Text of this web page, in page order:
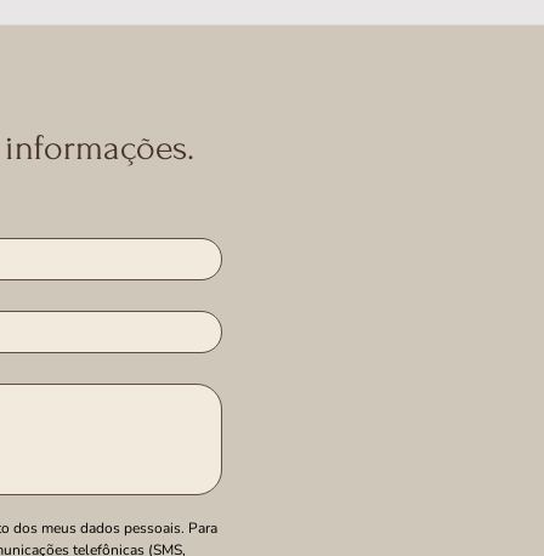
dos meus dados pessoais. Para
telefônicas (SMS,